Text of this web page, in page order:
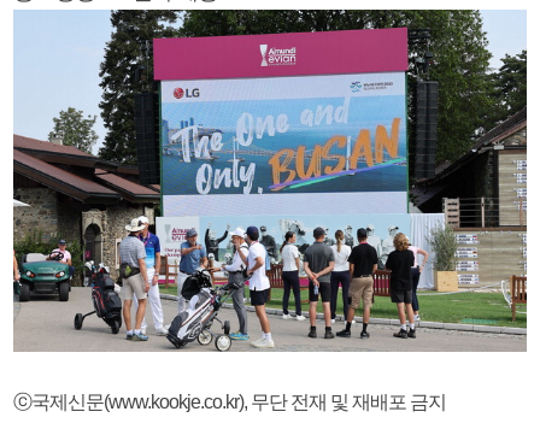
ⓒ국제신문(www.kookje.co.kr), 무단 전재 및 재배포 금지